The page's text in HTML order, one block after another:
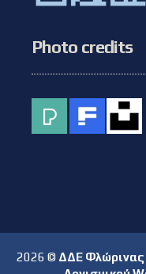
Photo credits
2026 © ΔΔΕ Φλώρινας